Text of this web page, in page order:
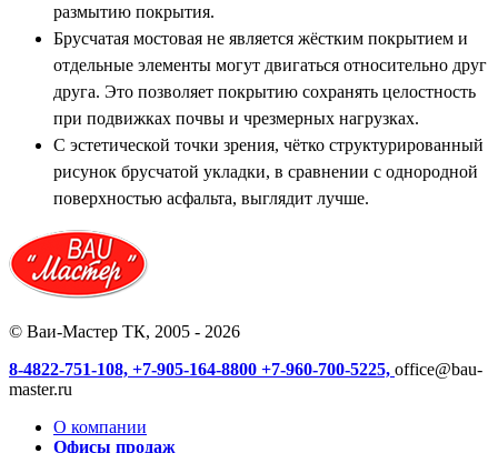
размытию покрытия.
Брусчатая мостовая не является жёстким покрытием и
отдельные элементы могут двигаться относительно друг
друга. Это позволяет покрытию сохранять целостность
при подвижках почвы и чрезмерных нагрузках.
С эстетической точки зрения, чётко структурированный
рисунок брусчатой укладки, в сравнении с однородной
поверхностью асфальта, выглядит лучше.
© Ваи-Мастер ТК, 2005 - 2026
8-4822-751-108, +7-905-164-8800 +7-960-700-5225, office@bau-
master.ru
О компании
Офисы продаж